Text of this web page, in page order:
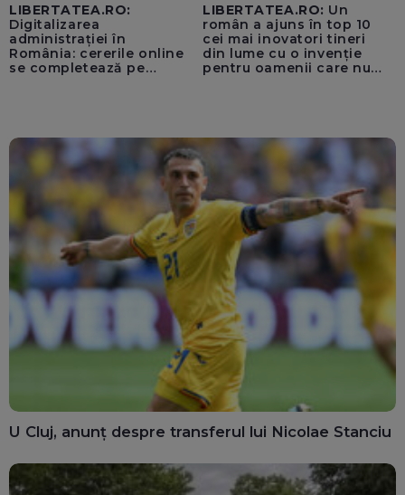
LIBERTATEA.RO:
Digitalizarea
administrației în
România: cererile online
se completează pe
LIBERTATEA.RO: Un
român a ajuns în top 10
cei mai inovatori tineri
din lume cu o invenție
pentru oamenii care nu
U Cluj, anunț despre transferul lui Nicolae Stanciu